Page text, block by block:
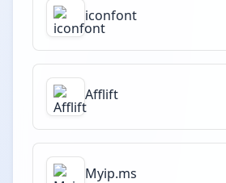
iconfont
Afflift
Myip.ms